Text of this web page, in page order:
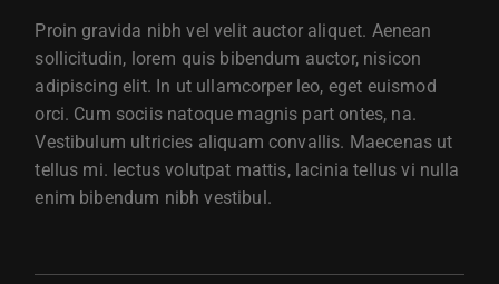
Proin gravida nibh vel velit auctor aliquet. Aenean
sollicitudin, lorem quis bibendum auctor, nisicon
adipiscing elit. In ut ullamcorper leo, eget euismod
orci. Cum sociis natoque magnis part ontes, na.
Vestibulum ultricies aliquam convallis. Maecenas ut
tellus mi. lectus volutpat mattis, lacinia tellus vi nulla
enim bibendum nibh vestibul.